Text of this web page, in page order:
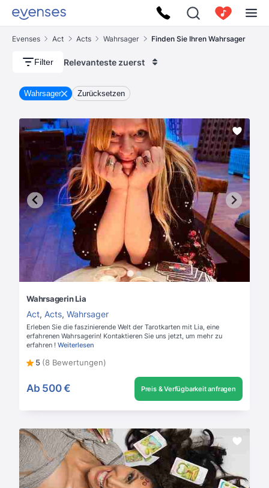
Evenses Act Acts Wahrsager Finden Sie Ihren Wahrsager
Filter Relevanteste zuerst
Wahrsager Zurücksetzen
Wahrsagerin Lia
Act, Acts, Wahrsager
Erleben Sie die faszinierende Welt der Tarotkarten mit Lia, eine
erfahrenen Wahrsagerin! Kontaktieren Sie uns jetzt, um mehr zu
erfahren ! Weiterlesen
5 (8 Bewertungen)
Ab 500 € Preis & Verfügbarkeit anfragen